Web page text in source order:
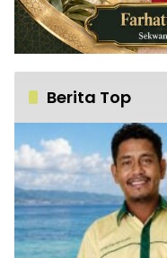
Berita Top